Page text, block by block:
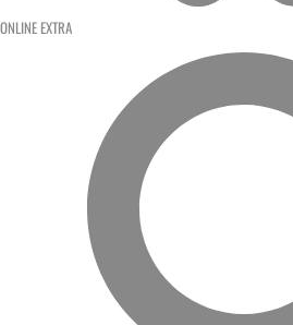
ONLINE EXTRA